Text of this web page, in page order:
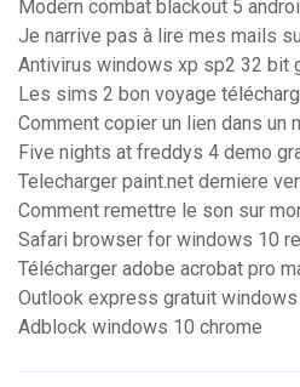
Modern combat blackout 5
Je narrive pas à lire mes mails
Antivirus windows xp sp2 32 bit
Les sims 2 bon voyage
Comment copier un lien dans un
Five nights at freddys 4 demo
Telecharger paint.net derniere
Comment remettre le son sur
Safari browser for windows 10
Télécharger adobe acrobat pro
Outlook express gratuit
Adblock windows 10 chrome